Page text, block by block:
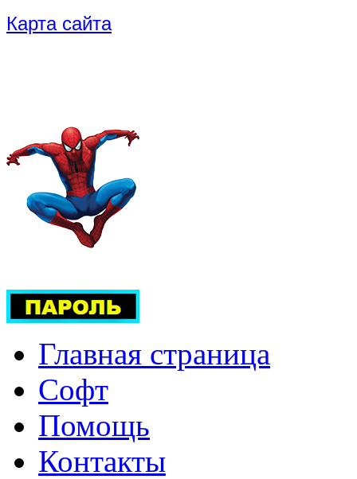
Карта сайта
Главная страница
Софт
Помощь
Контакты